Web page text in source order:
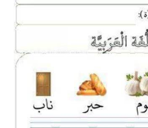
بنك الفروض و الاختبارات
بنك مذكرات الاستاذ
بنك التوزيعات الشهرية